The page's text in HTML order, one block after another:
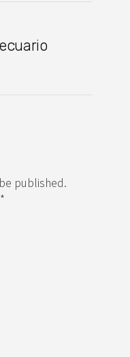
published.